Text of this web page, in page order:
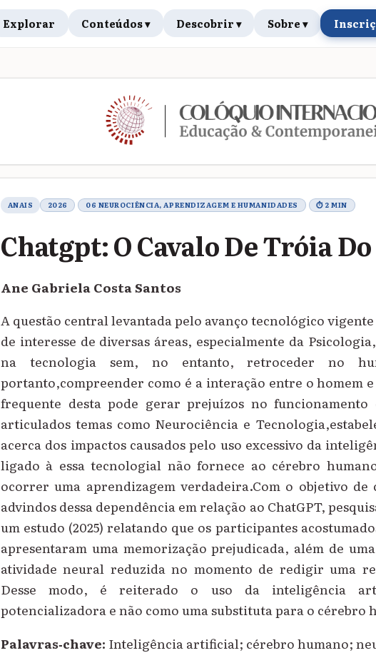
Explorar Conteúdos ▾ Descobrir ▾ Sobre ▾
ANAIS 2026 06 NEUROCIÊNCIA, APRENDIZAGEM E HUMANIDADES ⏱ 2 MIN
Chatgpt: O Cavalo De Tróia
Ane Gabriela Costa Santos
A questão central levantada pelo avanço tecnológico
de interesse de diversas áreas, especialmente da
na tecnologia sem, no entanto, retroceder no
portanto,compreender como é a interação entre o homem
frequente desta pode gerar prejuízos no funcionamento
articulados temas como Neurociência e
acerca dos impactos causados pelo uso excessivo da
ligado à essa tecnologial não fornece ao cérebro
ocorrer uma aprendizagem verdadeira.Com o objetivo de
advindos dessa dependência em relação ao ChatGPT,
um estudo (2025) relatando que os participantes
apresentaram uma memorização prejudicada, além de
atividade neural reduzida no momento de redigir uma
Desse modo, é reiterado o uso da inteligência
potencializadora e não como uma substituta para o cérebro
Palavras‑chave: Inteligência artificial; cérebro humano;